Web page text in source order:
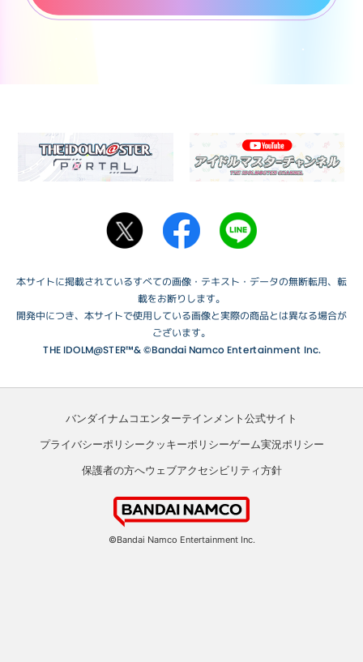
本サイトに掲載されているすべての画像・テキスト・データの無断転用、転
載をお断りします。
開発中につき、本サイトで使用している画像と実際の商品とは異なる場合が
ございます。
THE IDOLM@STER™& ©Bandai Namco Entertainment Inc.
バンダイナムコエンターテインメント公式サイト
プライバシーポリシークッキーポリシーゲーム実況ポリシー
保護者の方へウェブアクセシビリティ方針
©Bandai Namco Entertainment Inc.